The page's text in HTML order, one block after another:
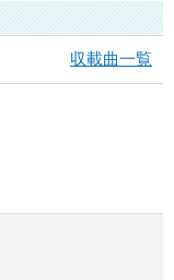
収載曲一覧